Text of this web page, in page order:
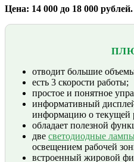
Цена: 14 000 до 18 000 рублей.
отводит большие
есть 3 скорости работы;
простое и понятное
информативный
информацию о текущей
обладает полезной
две светодиодные
освещением рабочей
встроенный жировой